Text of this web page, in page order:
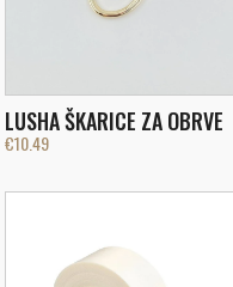
LUSHA ŠKARICE ZA OBRVE
€10.49